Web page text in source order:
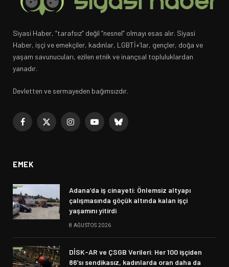
Siyasi Haber, “tarafsız” değil “nesnel” olmayı esas alır. Siyasi
Haber, işçi ve emekçiler, kadınlar, LGBTİ+’lar, gençler, doğa ve
yaşam savunucuları, ezilen etnik ve inançsal topluluklardan
yanadır.
Devletten ve sermayeden bağımsızdır.
Facebook
X
InstagramYouTubeBluesky
EMEK
Adana’da iş cinayeti: Önlemsiz altyapı
çalışmasında göçük altında kalan işçi
yaşamını yitirdi
8 AĞUSTOS 2026
DİSK-AR ve ÇSGB Verileri: Her 100 işçiden
86’sı sendikasız, kadınlarda oran daha da